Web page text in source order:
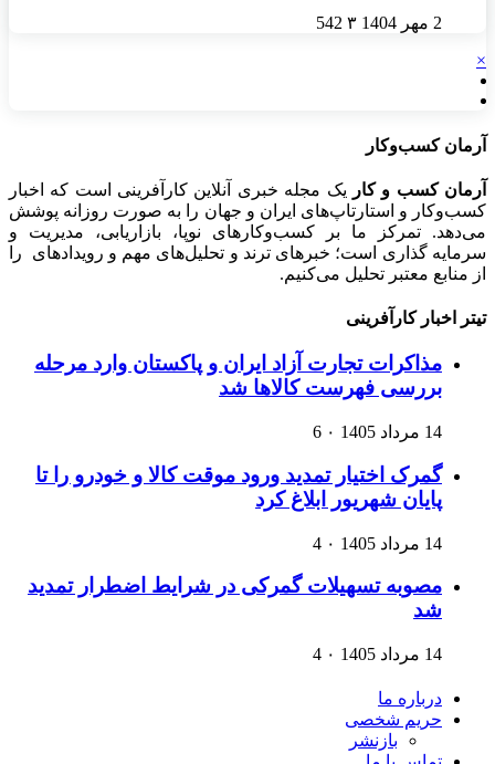
2 مهر 1404 ۳ 542
×
آرمان کسب‌وکار
آرمان کسب و کار
یک مجله خبری آنلاین کارآفرینی است که اخبار
کسب‌وکار و استارتاپ‌های ایران و جهان را به صورت روزانه پوشش
می‌دهد. تمرکز ما بر کسب‌وکارهای نوپا، بازاریابی، مدیریت و
سرمایه گذاری است؛ خبرهای ترند و تحلیل‌های مهم و رویدادهای را
از منابع معتبر تحلیل می‌کنیم.
تیتر اخبار کارآفرینی
مذاکرات تجارت آزاد ایران و پاکستان وارد مرحله
بررسی فهرست کالاها شد
14 مرداد 1405 ۰ 6
گمرک اختیار تمدید ورود موقت کالا و خودرو را تا
پایان شهریور ابلاغ کرد
14 مرداد 1405 ۰ 4
مصوبه تسهیلات گمرکی در شرایط اضطرار تمدید
شد
14 مرداد 1405 ۰ 4
درباره ما
حریم شخصی
بازنشر